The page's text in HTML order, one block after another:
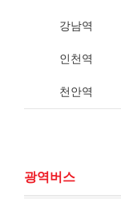
강남역
인천역
천안역
광역버스